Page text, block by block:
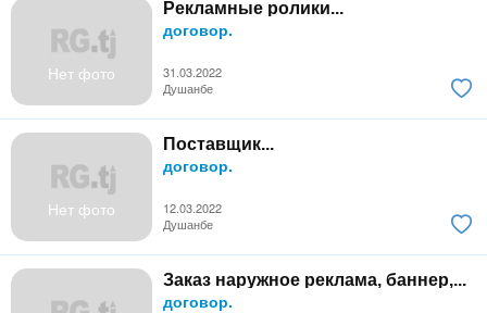
Нет фото
Рекламные ролики...
договор.
31.03.2022
Душанбе
Нет фото
Поставщик...
договор.
12.03.2022
Душанбе
Заказ наружное реклама, баннер,...
договор.